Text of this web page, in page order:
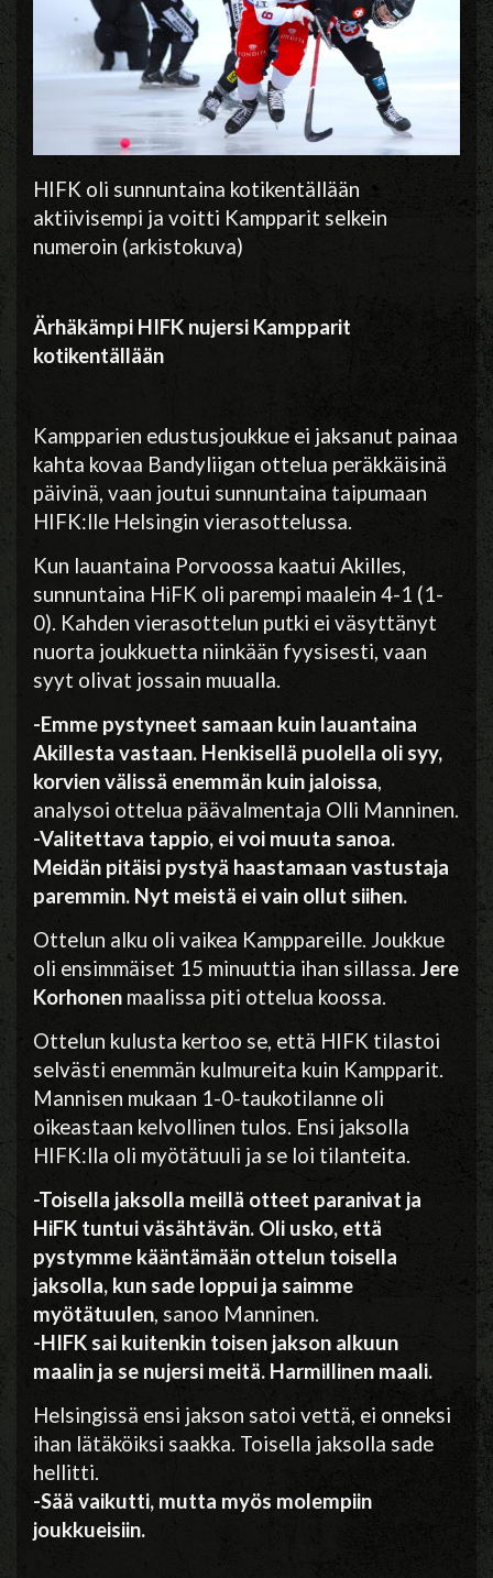
HIFK oli sunnuntaina kotikentällään
aktiivisempi ja voitti Kampparit selkein
numeroin (arkistokuva)
Ärhäkämpi HIFK nujersi Kampparit
kotikentällään
Kampparien edustusjoukkue ei jaksanut painaa
kahta kovaa Bandyliigan ottelua peräkkäisinä
päivinä, vaan joutui sunnuntaina taipumaan
HIFK:lle Helsingin vierasottelussa.
Kun lauantaina Porvoossa kaatui Akilles,
sunnuntaina HiFK oli parempi maalein 4-1 (1-
0). Kahden vierasottelun putki ei väsyttänyt
nuorta joukkuetta niinkään fyysisesti, vaan
syyt olivat jossain muualla.
-Emme pystyneet samaan kuin lauantaina
Akillesta vastaan. Henkisellä puolella oli syy,
korvien välissä enemmän kuin jaloissa,
analysoi ottelua päävalmentaja Olli Manninen.
-Valitettava tappio, ei voi muuta sanoa.
Meidän pitäisi pystyä haastamaan vastustaja
paremmin. Nyt meistä ei vain ollut siihen.
Ottelun alku oli vaikea Kamppareille. Joukkue
oli ensimmäiset 15 minuuttia ihan sillassa. Jere
Korhonen maalissa piti ottelua koossa.
Ottelun kulusta kertoo se, että HIFK tilastoi
selvästi enemmän kulmureita kuin Kampparit.
Mannisen mukaan 1-0-taukotilanne oli
oikeastaan kelvollinen tulos. Ensi jaksolla
HIFK:lla oli myötätuuli ja se loi tilanteita.
-Toisella jaksolla meillä otteet paranivat ja
HiFK tuntui väsähtävän. Oli usko, että
pystymme kääntämään ottelun toisella
jaksolla, kun sade loppui ja saimme
myötätuulen, sanoo Manninen.
-HIFK sai kuitenkin toisen jakson alkuun
maalin ja se nujersi meitä. Harmillinen maali.
Helsingissä ensi jakson satoi vettä, ei onneksi
ihan lätäköiksi saakka. Toisella jaksolla sade
hellitti.
-Sää vaikutti, mutta myös molempiin
joukkueisiin.